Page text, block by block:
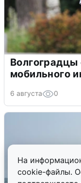
На
cookie-файлы.
Волгоградцы
мобильного
6 августа 0